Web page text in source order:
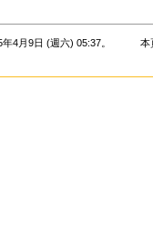
4月9日 (週六) 05:37。 本